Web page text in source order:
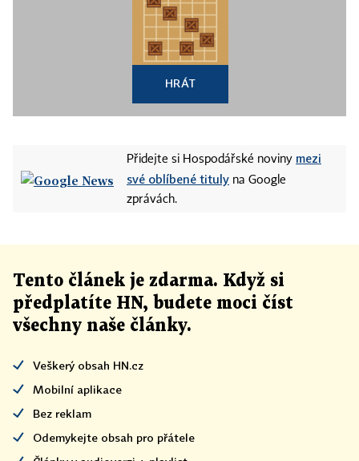
HRÁT
Přidejte si Hospodářské noviny mezi
své oblíbené tituly na Google
zprávách.
Tento článek je zdarma. Když si
předplatíte HN, budete moci číst
všechny naše články.
Veškerý obsah HN.cz
Mobilní aplikace
Bez reklam
Odemykejte obsah pro přátele